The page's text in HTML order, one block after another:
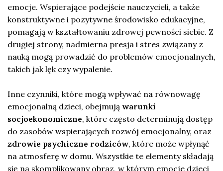
emocje. Wspierające podejście nauczycieli, a także
konstruktywne i pozytywne środowisko edukacyjne,
pomagają w kształtowaniu zdrowej pewności siebie. Z
drugiej strony, nadmierna presja i stres związany z
nauką mogą prowadzić do problemów emocjonalnych,
takich jak lęk czy wypalenie.
Inne czynniki, które mogą wpływać na równowagę
emocjonalną dzieci, obejmują warunki
socjoekonomiczne, które często determinują dostęp
do zasobów wspierających rozwój emocjonalny, oraz
zdrowie psychiczne rodziców, które może wpłynąć
na atmosferę w domu. Wszystkie te elementy składają
się na skomplikowany obraz, w którym emocje dzieci